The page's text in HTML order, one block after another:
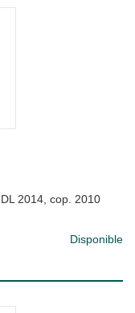
DL 2014, cop. 2010
Disponible